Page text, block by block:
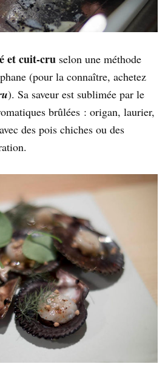
et cuit-cru selon une méthode
(pour la connaître, achetez
). Sa saveur est sublimée par le
brûlées : origan, laurier,
des pois chiches ou des